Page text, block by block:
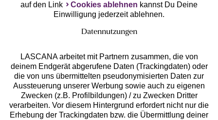
Services
Beratung
auf den Link
Cookies ablehnen kannst Du Deine
Einwilligung jederzeit ablehnen.
Datennutzungen
LASCANA arbeitet mit Partnern zusammen, die von
deinem Endgerät abgerufene Daten (Trackingdaten) oder
die von uns übermittelten pseudonymisierten Daten zur
Aussteuerung unserer Werbung sowie auch zu eigenen
Zwecken (z.B. Profilbildungen) / zu Zwecken Dritter
verarbeiten. Vor diesem Hintergrund erfordert nicht nur die
Erhebung der Trackingdaten bzw. die Übermittlung deiner